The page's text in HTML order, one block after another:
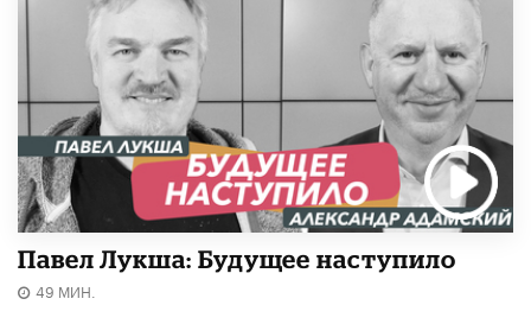
Павел Лукша: Будущее наступило
49 МИН.